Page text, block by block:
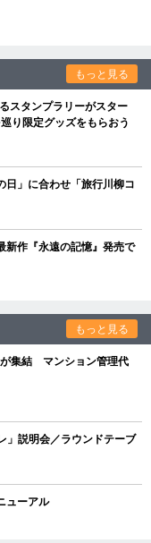
もっと見る
スタンプラリーがスター
り限定グッズをもらおう
」に合わせ「旅行川柳コ
作『永遠の記憶』発売で
もっと見る
が集結 マンション管理代
説明会／ラウンドテーブ
ューアル